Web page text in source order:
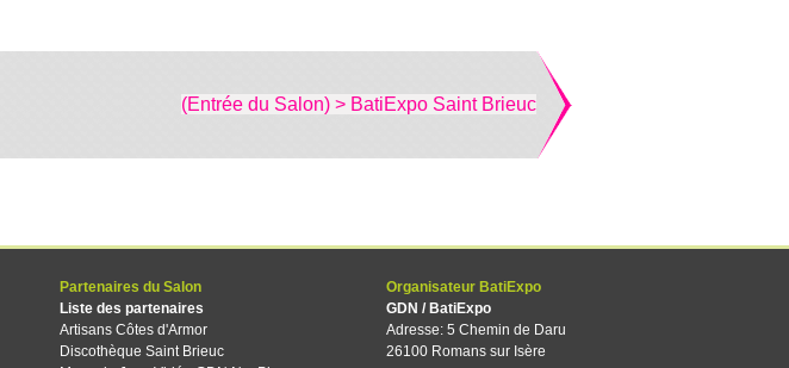
(Entrée du Salon) > BatiExpo Saint Brieuc
Partenaires du Salon
Liste des partenaires
Artisans Côtes d'Armor
Discothèque Saint Brieuc
Organisateur BatiExpo
GDN / BatiExpo
Adresse: 5 Chemin de Daru
26100 Romans sur Isère